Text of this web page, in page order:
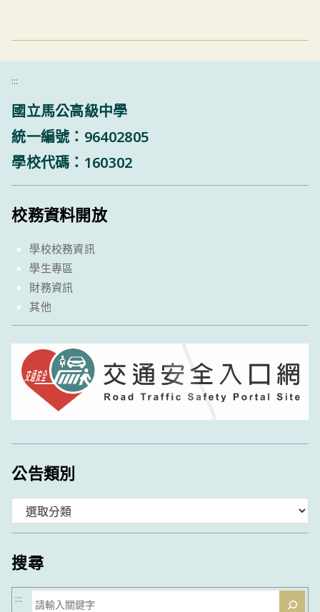
:::
國立馬公高級中學
統一編號：96402805
學校代碼：160302
校務資料開放
學校校務資訊
學生專區
財務資訊
其他
公告類別
類
搜尋
搜
:::